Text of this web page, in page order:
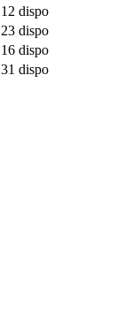
12 dispo
23 dispo
16 dispo
31 dispo